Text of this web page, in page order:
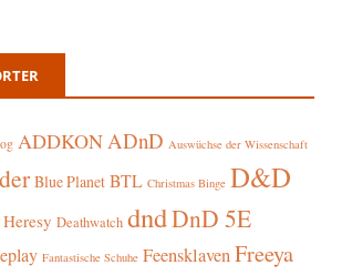
ADDKONADnD Auswüchse der Wissenschaft
Blue Planet BTL Christmas Binge D&D
Deathwatch dndDnD 5E
Fantastische Schuhe FeensklavenFreeya